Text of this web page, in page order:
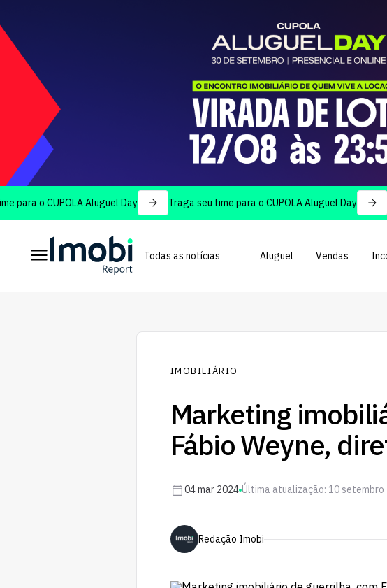
CUPOLA Aluguel Day Traga seu time para o CUPOLA Aluguel Day Traga
Todas as notícias Aluguel Vendas
IMOBILIÁRIO
Marketing
Fábio Weyne,
04 mar 2024 Última atualização: 10 setembro
Redação Imobi